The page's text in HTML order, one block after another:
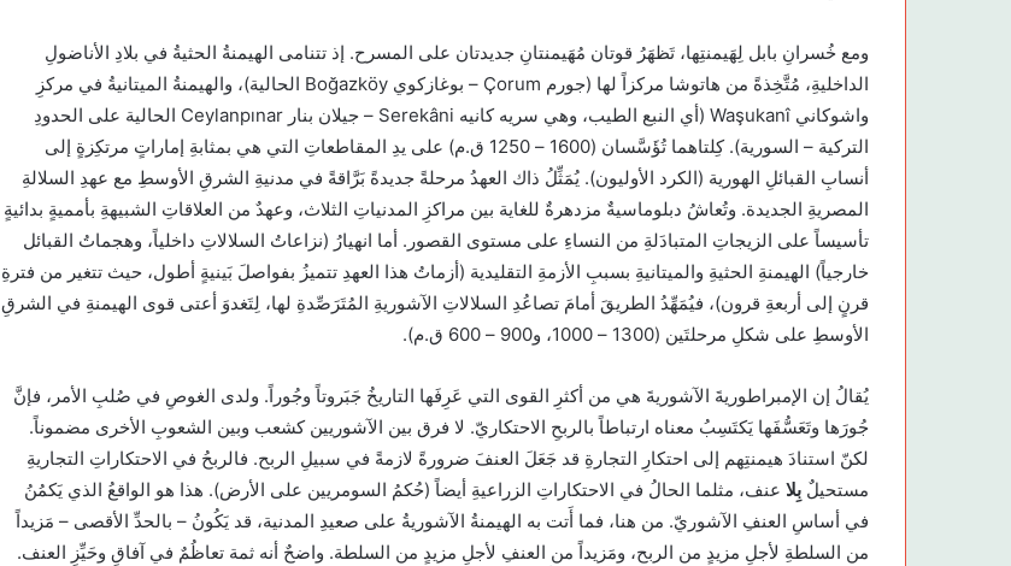
ومع خُسرانِ بابل لِهَيمنتِها، تَظهَرُ قوتان مُهَيمنتانِ جديدتان على المسرح. إذ تتنامى الهيمنةُ الحثيةُ في بلادِ الأناضولِ
الداخليةِ، مُتَّخِذةً من هاتوشا مركزاً لها (جورم Çorum – بوغازكوي Boğazköy الحالية)، والهيمنةُ الميتانيةُ في مركزِ
واشوكاني Waşukanî (أي النبع الطيب، وهي سريه كانيه Serekâni – جيلان بنار Ceylanpınar الحالية على الحدودِ
التركية – السورية). كِلتاهما تُؤَسَّسان (1600 – 1250 ق.م) على يدِ المقاطعاتِ التي هي بمثابةِ إماراتٍ مرتكِزةٍ إلى
أنسابِ القبائلِ الهورية (الكرد الأوليون). يُمَثِّلُ ذاك العهدُ مرحلةً جديدةً بَرَّاقةً في مدنيةِ الشرقِ الأوسطِ مع عهدِ السلالةِ
المصريةِ الجديدة. وتُعاشُ دبلوماسيةٌ مزدهرةٌ للغاية بين مراكزِ المدنياتِ الثلاث، وعهدٌ من العلاقاتِ الشبيهةِ بأمميةٍ بدائيةٍ
تأسيساً على الزيجاتِ المتبادَلةِ من النساءِ على مستوى القصور. أما انهيارُ (نزاعاتُ السلالاتِ داخلياً، وهجماتُ القبائل
خارجياً) الهيمنةِ الحثيةِ والميتانيةِ بسببِ الأزمةِ التقليدية (أزماتُ هذا العهدِ تتميزُ بفواصلَ بَينيةٍ أطول، حيث تتغير من فترةِ
قرنٍ إلى أربعةِ قرون)، فيُمَهِّدُ الطريقَ أمامَ تصاعُدِ السلالاتِ الآشوريةِ المُتَرَصِّدةِ لها، لِتَغدوَ أعتى قوى الهيمنةِ في الشرقِ
الأوسطِ على شكلِ مرحلتَين (1300 – 1000، و900 – 600 ق.م).
يُقالُ إن الإمبراطوريةَ الآشوريةَ هي من أكثرِ القوى التي عَرِفَها التاريخُ جَبَروتاً وجُوراً. ولدى الغوصِ في صُلبِ الأمر، فإنَّ
جُورَها وتَعَسُّفَها يَكتَسِبُ معناه ارتباطاً بالربحِ الاحتكاريّ. لا فرق بين الآشوريين كشعب وبين الشعوبِ الأخرى مضموناً.
لكنّ استنادَ هيمنتِهم إلى احتكارِ التجارةِ قد جَعَلَ العنفَ ضرورةً لازمةً في سبيلِ الربح. فالربحُ في الاحتكاراتِ التجاريةِ
مستحيلٌ بِلا عنف، مثلما الحالُ في الاحتكاراتِ الزراعيةِ أيضاً (حُكمُ السومريين على الأرض). هذا هو الواقعُ الذي يَكمُنُ
في أساسِ العنفِ الآشوريّ. من هنا، فما أَتت به الهيمنةُ الآشوريةُ على صعيدِ المدنية، قد يَكُونُ – بالحدِّ الأقصى – مَزيداً
من السلطةِ لأجلِ مزيدٍ من الربح، ومَزيداً من العنفِ لأجلِ مزيدٍ من السلطة. واضحٌ أنه ثمة تعاظُمٌ في آفاقِ وحَيِّزِ العنف.